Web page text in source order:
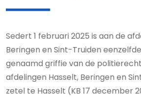
Sedert 1 februari 2025 is aan de
Beringen en Sint-Truiden
genaamd griffie van de
afdelingen Hasselt, Beringen en
zetel te Hasselt (KB 17 december